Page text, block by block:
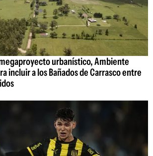
urbanístico, Ambiente
incluir a los Bañados de Carrasco entre